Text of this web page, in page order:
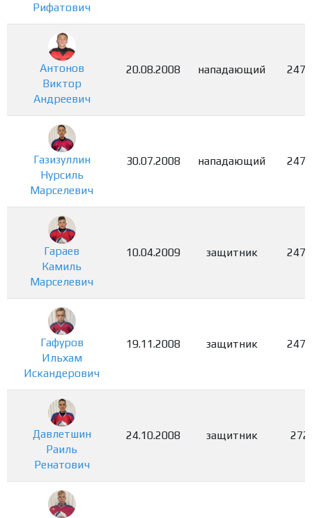
Рифатович
Антонов
Виктор
Андреевич
20.08.2008 нападающий 2474
Газизуллин
Нурсиль
Марселевич
30.07.2008 нападающий 2475
Гараев
Камиль
Марселевич
10.04.2009 защитник 2476
Гафуров
Ильхам
Искандерович
19.11.2008 защитник 2477
Давлетшин
Раиль
Ренатович
24.10.2008 защитник 272